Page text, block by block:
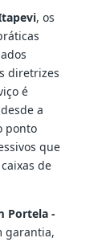
, os
diretrizes
é
a
ponto
que
de
Portela -
garantia,